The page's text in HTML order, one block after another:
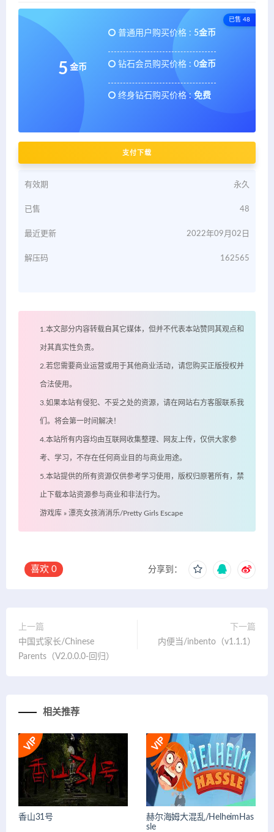
已售 48
5 金币
普通用户购买价格 : 5金币
钻石会员购买价格 : 0金币
终身钻石购买价格 : 免费
支付下载
有效期 永久
已售 48
最近更新 2022年09月02日
解压码 162565
1.本文部分内容转载自其它媒体，但并不代表本站赞同其观点和
对其真实性负责。
2.若您需要商业运营或用于其他商业活动，请您购买正版授权并
合法使用。
3.如果本站有侵犯、不妥之处的资源，请在网站右方客服联系我
们。将会第一时间解决！
4.本站所有内容均由互联网收集整理、网友上传，仅供大家参
考、学习，不存在任何商业目的与商业用途。
5.本站提供的所有资源仅供参考学习使用，版权归原著所有，禁
止下载本站资源参与商业和非法行为。
游戏库 » 漂亮女孩消消乐/Pretty Girls Escape
喜欢 0 分享到：
上一篇
中国式家长/Chinese
Parents（V2.0.0.0-回归）
下一篇
内便当/inbento（v1.1.1）
相关推荐
香山31号
赫尔海姆大混乱/HelheimHas
sle